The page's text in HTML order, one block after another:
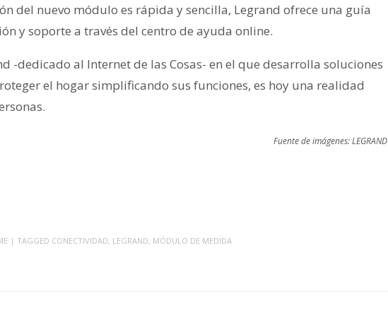
del nuevo módulo es rápida y sencilla, Legrand ofrece una guía
y soporte a través del centro de ayuda online.
-dedicado al Internet de las Cosas- en el que desarrolla soluciones
el hogar simplificando sus funciones, es hoy una realidad
Fuente de imágenes: LEGRAND
| TAGGED CONECTIVIDAD, LEGRAND, MÓDULO DE MEDIDA